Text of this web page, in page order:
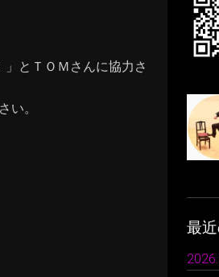
とＴＯＭさんに協力さ
い。
最